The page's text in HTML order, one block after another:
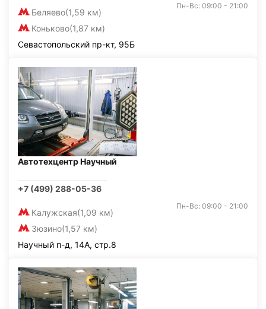
Беляево(1,59 км)
Коньково(1,87 км)
Пн-Вс: 09:00 - 21:00
Севастопольский пр-кт, 95Б
Автотехцентр Научный
+7 (499) 288-05-36
Калужская(1,09 км)
Зюзино(1,57 км)
Пн-Вс: 09:00 - 21:00
Научный п-д, 14А, стр.8